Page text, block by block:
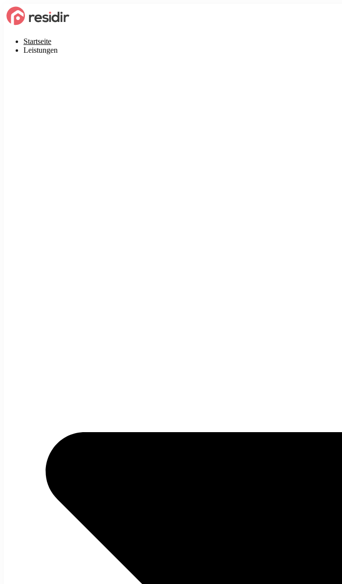
Startseite
Leistungen